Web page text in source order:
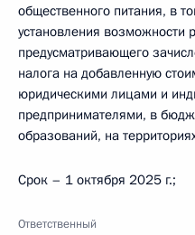
общественного питания, в
установления возможности
предусматривающего
налога на добавленную
юридическими лицами и
предпринимателями, в
образований, на
Срок – 1 октября 2025 г.;
Ответственный